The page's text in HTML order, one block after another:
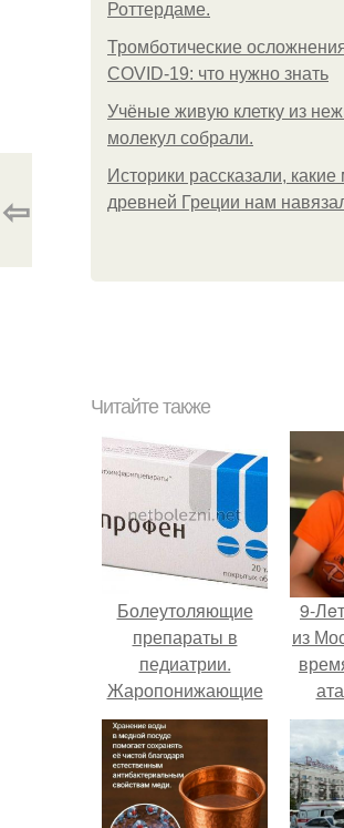
Роттердаме.
Тромботические
COVID-19: что нужно знать
Учёные живую клетку из
молекул собрали.
Историки рассказали,
древней Греции нам
⇦
Читайте также
Болеутоляющие
препараты в
педиатрии.
Жаропонижающие
и анальгетические
средства в
педиатрии
9-
из